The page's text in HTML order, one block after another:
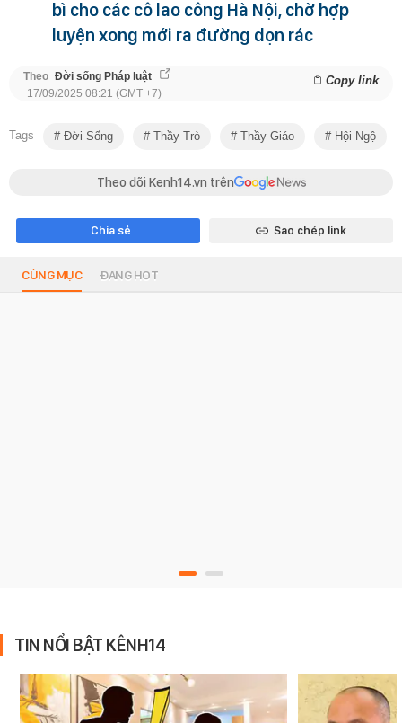
bì cho các cô lao công Hà Nội, chờ hợp
luyện xong mới ra đường dọn rác
Theo Đời sống Pháp luật Copy link
17/09/2025 08:21 (GMT +7)
Tags Đời Sống Thầy Trò Thầy Giáo Hội Ngộ
Theo dõi Kenh14.vn trên
Chia sẻ Sao chép link
CÙNG MỤC ĐANG HOT
TIN NỔI BẬT KÊNH14